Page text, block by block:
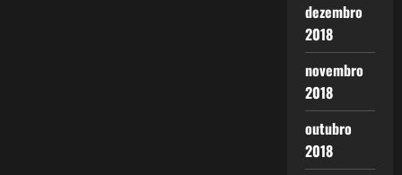
dezembro
2018
novembro
2018
outubro
2018